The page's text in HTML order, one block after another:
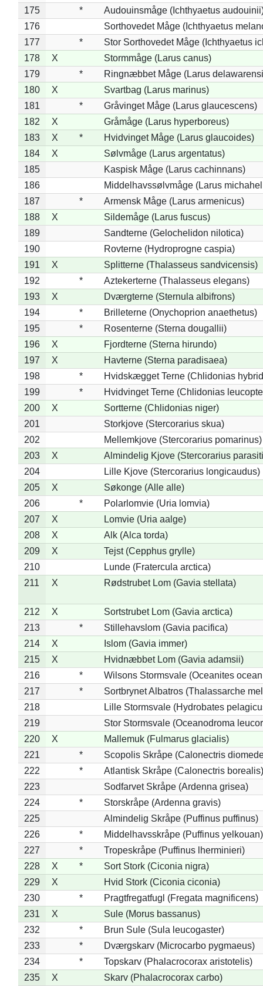
175
*
Audouinsmåge (Ichthyaetus
176
Sorthovedet Måge (Ichthyaetus
177
*
Stor Sorthovedet Måge (Ichthyaetus
178
X
Stormmåge (Larus canus)
179
*
Ringnæbbet Måge (Larus
180
X
Svartbag (Larus marinus)
181
*
Gråvinget Måge (Larus glaucescens)
182
X
Gråmåge (Larus hyperboreus)
183
X *
Hvidvinget Måge (Larus glaucoides)
184
X
Sølvmåge (Larus argentatus)
185
Kaspisk Måge (Larus cachinnans)
186
Middelhavssølvmåge (Larus
187
*
Armensk Måge (Larus armenicus)
188
X
Sildemåge (Larus fuscus)
189
Sandterne (Gelochelidon nilotica)
190
Rovterne (Hydroprogne caspia)
191
X
Splitterne (Thalasseus sandvicensis)
192
*
Aztekerterne (Thalasseus elegans)
193
X
Dværgterne (Sternula albifrons)
194
*
Brilleterne (Onychoprion anaethetus)
195
*
Rosenterne (Sterna dougallii)
196
X
Fjordterne (Sterna hirundo)
197
X
Havterne (Sterna paradisaea)
198
*
Hvidskægget Terne (Chlidonias
199
*
Hvidvinget Terne (Chlidonias
200
X
Sortterne (Chlidonias niger)
201
Storkjove (Stercorarius skua)
202
Mellemkjove (Stercorarius pomarinus)
203
X
Almindelig Kjove (Stercorarius
204
Lille Kjove (Stercorarius longicaudus)
205
X
Søkonge (Alle alle)
206
*
Polarlomvie (Uria lomvia)
207
X
Lomvie (Uria aalge)
208
X
Alk (Alca torda)
209
X
Tejst (Cepphus grylle)
210
Lunde (Fratercula arctica)
211
X Rødstrubet Lom (Gavia stellata)
212 X
Sortstrubet Lom (Gavia arctica)
213
*
Stillehavslom (Gavia pacifica)
214
X
Islom (Gavia immer)
215
X
Hvidnæbbet Lom (Gavia adamsii)
216
*
Wilsons Stormsvale (Oceanites
217
*
Sortbrynet Albatros (Thalassarche
218
Lille Stormsvale (Hydrobates
219
Stor Stormsvale (Oceanodroma
220
X
Mallemuk (Fulmarus glacialis)
221
*
Scopolis Skråpe (Calonectris
222
*
Atlantisk Skråpe (Calonectris borealis)
223
Sodfarvet Skråpe (Ardenna grisea)
224
*
Storskråpe (Ardenna gravis)
225
Almindelig Skråpe (Puffinus puffinus)
226
*
Middelhavsskråpe (Puffinus yelkouan)
227
*
Tropeskråpe (Puffinus lherminieri)
228
X *
Sort Stork (Ciconia nigra)
229
X
Hvid Stork (Ciconia ciconia)
230
*
Pragtfregatfugl (Fregata magnificens)
231
X
Sule (Morus bassanus)
232
*
Brun Sule (Sula leucogaster)
233
*
Dværgskarv (Microcarbo pygmaeus)
234
*
Topskarv (Phalacrocorax aristotelis)
235
X Skarv (Phalacrocorax carbo)